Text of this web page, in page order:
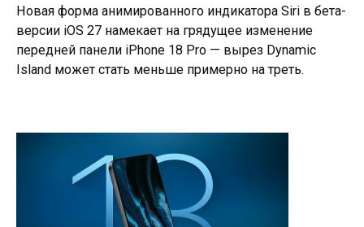
Новая форма анимированного индикатора Siri в бета-
версии iOS 27 намекает на грядущее изменение
передней панели iPhone 18 Pro — вырез Dynamic
Island может стать меньше примерно на треть.